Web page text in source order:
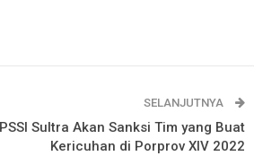
SELANJUTNYA
PSSI Sultra Akan Sanksi Tim yang Buat
Kericuhan di Porprov XIV 2022